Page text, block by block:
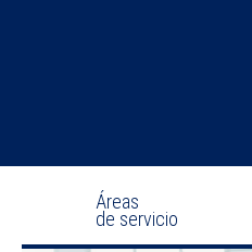
Áreas
de servicio